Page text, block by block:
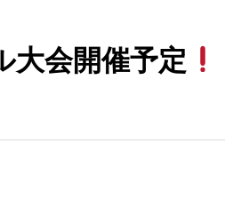
大会開催予定